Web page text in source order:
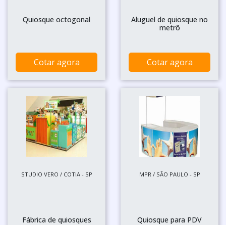
Quiosque octogonal
Cotar agora
Aluguel de quiosque no
metrô
Cotar agora
STUDIO VERO / COTIA - SP
Fábrica de quiosques
MPR / SÃO PAULO - SP
Quiosque para PDV